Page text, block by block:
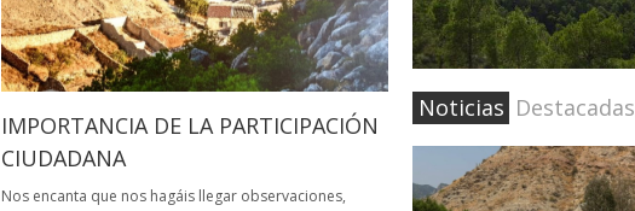
IMPORTANCIA DE LA PARTICIPACIÓN
CIUDADANA
Nos encanta que nos hagáis llegar observaciones,
Noticias Destacadas